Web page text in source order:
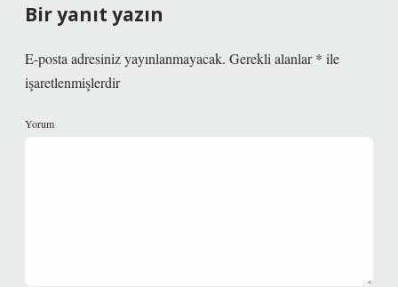
Bir yanıt yazın
E-posta adresiniz yayınlanmayacak. Gerekli alanlar* ile
işaretlenmişlerdir
Yorum